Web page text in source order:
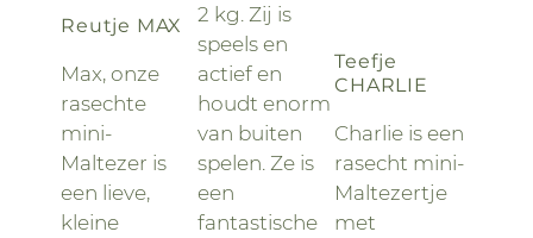
Reutje MAX
Max, onze
rasechte
mini-
Maltezer is
een lieve,
kleine
2 kg. Zij is
speels en
actief en
houdt enorm
van buiten
spelen. Ze is
een
fantastische
Teefje
CHARLIE
Charlie is een
rasecht mini-
Maltezertje
met